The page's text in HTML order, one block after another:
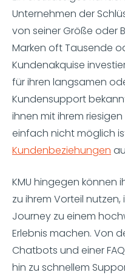
Unternehmen der
von seiner Größe oder
Marken oft Tausende
Kundenakquise
für ihren langsamen
Kundensupport
ihnen mit ihrem
einfach nicht möglich
Kundenbeziehungen
KMU hingegen können
zu ihrem Vorteil
Journey zu einem
Erlebnis machen. Von
Chatbots und einer
hin zu schnellem